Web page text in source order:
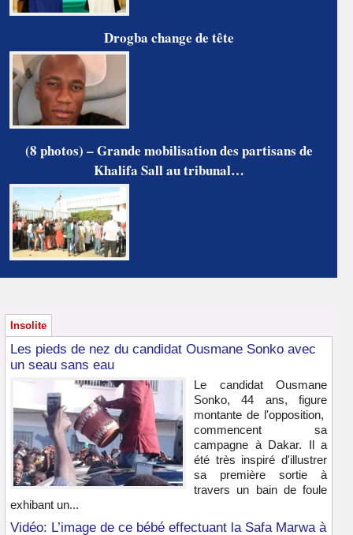
Drogba change de tête
(8 photos) – Grande mobilisation des partisans de
Khalifa Sall au tribunal…
Insolite
Les pieds de nez du candidat Ousmane Sonko avec
un seau sans eau
Le candidat Ousmane
Sonko, 44 ans, figure
montante de l'opposition,
commencent sa
campagne à Dakar. Il a
été très inspiré d'illustrer
sa première sortie à
travers un bain de foule
exhibant un...
Vidéo: L’image de ce bébé effectuant la Safa Marwa à